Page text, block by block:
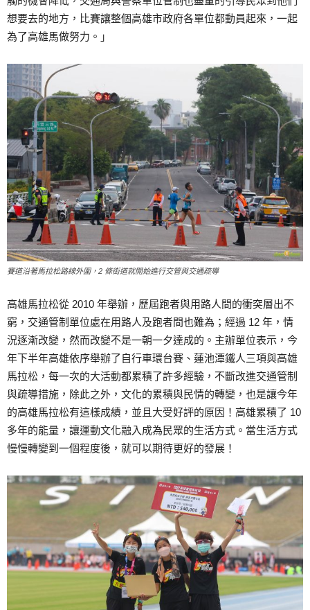
想要去的地方，比賽讓整個高雄市政府各單位都動員起來，一起
為了高雄馬做努力。」
賽道沿著馬拉松路線外圍，2 條街道就開始進行交管與交通疏導
高雄馬拉松從 2010 年舉辦，歷屆跑者與用路人間的衝突層出不
窮，交通管制單位處在用路人及跑者間也難為；經過 12 年，情
況逐漸改變，然而改變不是一朝一夕達成的。主辦單位表示，今
年下半年高雄依序舉辦了自行車環台賽、蓮池潭鐵人三項與高雄
馬拉松，每一次的大活動都累積了許多經驗，不斷改進交通管制
與疏導措施，除此之外，文化的累積與民情的轉變，也是讓今年
的高雄馬拉松有這樣成績，並且大受好評的原因！高雄累積了 10
多年的能量，讓運動文化融入成為民眾的生活方式。當生活方式
慢慢轉變到一個程度後，就可以期待更好的發展！